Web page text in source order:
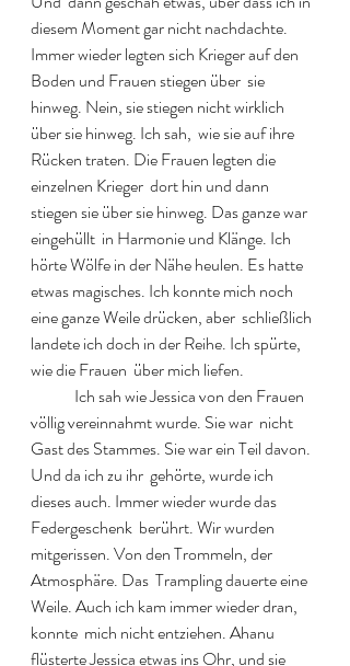
diesem Moment gar nicht nachdachte.
Immer wieder legten sich Krieger auf den
Boden und Frauen stiegen über  sie
hinweg. Nein, sie stiegen nicht wirklich
über sie hinweg. Ich sah,  wie sie auf ihre
Rücken traten. Die Frauen legten die
einzelnen Krieger  dort hin und dann
stiegen sie über sie hinweg. Das ganze war
eingehüllt  in Harmonie und Klänge. Ich
hörte Wölfe in der Nähe heulen. Es hatte
etwas magisches. Ich konnte mich noch
eine ganze Weile drücken, aber  schließlich
landete ich doch in der Reihe. Ich spürte,
wie die Frauen  über mich liefen.
völlig vereinnahmt wurde. Sie war  nicht
Gast des Stammes. Sie war ein Teil davon.
Und da ich zu ihr  gehörte, wurde ich
dieses auch. Immer wieder wurde das
Federgeschenk  berührt. Wir wurden
mitgerissen. Von den Trommeln, der
Atmosphäre. Das  Trampling dauerte eine
Weile. Auch ich kam immer wieder dran,
konnte  mich nicht entziehen. Ahanu
flüsterte Jessica etwas ins Ohr, und sie